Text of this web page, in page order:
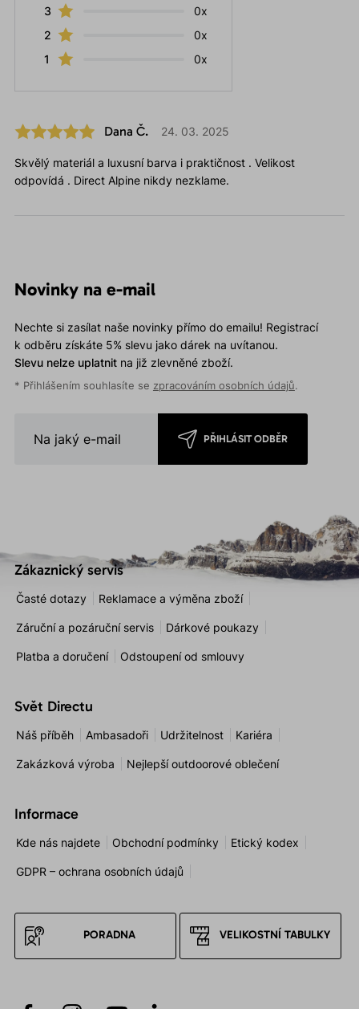
3
0x
2
0x
1
0x
Dana Č. 24. 03. 2025
Skvělý materiál a luxusní barva i praktičnost . Velikost
odpovídá . Direct Alpine nikdy nezklame.
Novinky na e-mail
Nechte si zasílat naše novinky přímo do emailu! Registrací
k odběru získáte 5% slevu jako dárek na uvítanou.
Slevu nelze uplatnitna již zlevněné zboží.
* Přihlášením souhlasíte se zpracováním osobních údajů.
PŘIHLÁSIT ODBĚR
Zákaznický servis
Časté dotazy Reklamace a výměna zboží
Záruční a pozáruční servis Dárkové poukazy
Platba a doručení Odstoupení od smlouvy
Svět Directu
Náš příběh Ambasadoři Udržitelnost Kariéra
Zakázková výroba Nejlepší outdoorové oblečení
Informace
Kde nás najdete Obchodní podmínky Etický kodex
GDPR – ochrana osobních údajů
PORADNA VELIKOSTNÍ TABULKY